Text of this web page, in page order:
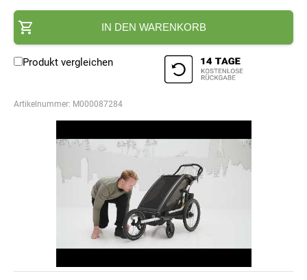
IN DEN WARENKORB
Produkt vergleichen
Artikelnummer: M000087284